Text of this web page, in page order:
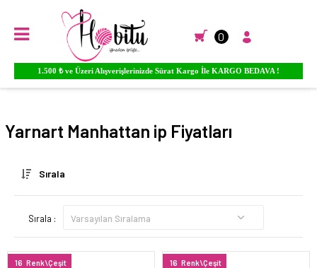
0
1.500 ₺ ve Üzeri Alışverişlerinizde Sürat Kargo İle KARGO BEDAVA !
Anasayfa EL ÖRGÜ İPLİKLERİ Yarnart El Örgü İpleri Manhattan
Yarnart Manhattan ip Fiyatları
Sırala
Sırala :
16 Renk\Çeşit 16 Renk\Çeşit